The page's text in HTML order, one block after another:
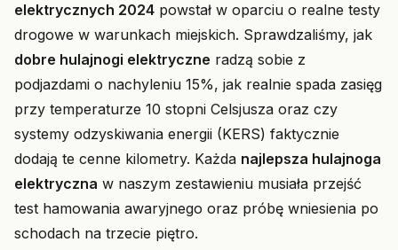
elektrycznych 2024 powstał w oparciu o realne testy
drogowe w warunkach miejskich. Sprawdzaliśmy, jak
dobre hulajnogi elektryczne radzą sobie z
podjazdami o nachyleniu 15%, jak realnie spada zasięg
przy temperaturze 10 stopni Celsjusza oraz czy
systemy odzyskiwania energii (KERS) faktycznie
dodają te cenne kilometry. Każda najlepsza hulajnoga
elektryczna w naszym zestawieniu musiała przejść
test hamowania awaryjnego oraz próbę wniesienia po
schodach na trzecie piętro.